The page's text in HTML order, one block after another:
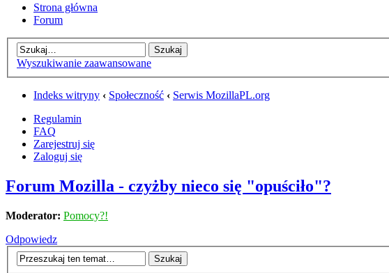
Strona główna
Forum
Wyszukiwanie zaawansowane
Indeks witryny ‹ Społeczność ‹ Serwis MozillaPL.org
Regulamin
FAQ
Zarejestruj się
Zaloguj się
Forum Mozilla - czyżby nieco się "opuściło"?
Moderator: Pomocy?!
Odpowiedz